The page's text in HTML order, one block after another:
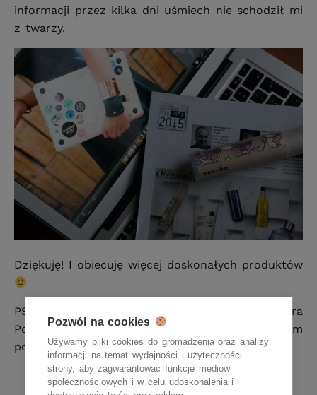
informacji przez kilka dni uśmiech nie schodził mi
z twarzy.
Dziękuję! I obiecuję więcej doskonałych produktów
PS Jeśli ktoś z Was ma kontakt do pana Piotra
Polka, to proszę o namiary, chciałabym
podziękować za to, że nas zauważył
Pozwól na cookies
Używamy pliki cookies do gromadzenia oraz analizy
informacji na temat wydajności i użyteczności
strony, aby zagwarantować funkcje mediów
społecznościowych i w celu udoskonalenia i